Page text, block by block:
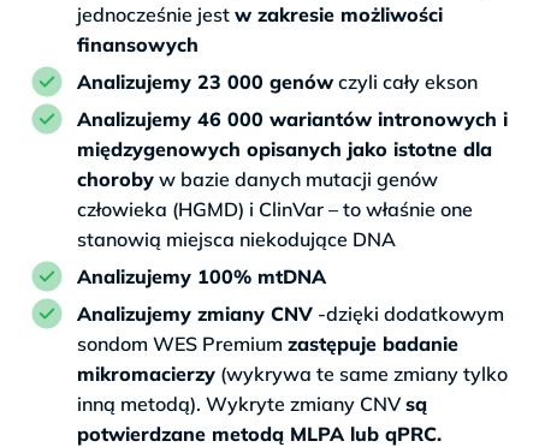
jednocześnie jest w zakresie możliwości
finansowych
Analizujemy 23 000 genów czyli cały ekson
Analizujemy 46 000 wariantów intronowych i
międzygenowych opisanych jako istotne dla
choroby w bazie danych mutacji genów
człowieka (HGMD) i ClinVar – to właśnie one
stanowią miejsca niekodujące DNA
Analizujemy 100% mtDNA
Analizujemy zmiany CNV -dzięki dodatkowym
sondom WES Premium zastępuje badanie
mikromacierzy (wykrywa te same zmiany tylko
inną metodą). Wykryte zmiany CNV są
potwierdzane metodą MLPA lub qPRC.